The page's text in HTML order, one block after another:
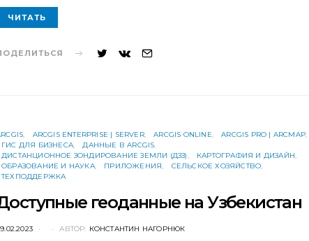
ЧИТАТЬ
ARCGIS ENTERPRISE | SERVER ARCGIS ONLINE
ARCGIS PRO | ARCMAP
ГИС ДЛЯ БИЗНЕСА
ДАННЫЕ В ARCGIS
ДИСТАНЦИОННОЕ ЗОНДИРОВАНИЕ ЗЕМЛИ (ДЗЗ)
КАРТОГРАФИЯ И ДИЗАЙН
ОБРАЗОВАНИЕ И НАУКА
ПРИЛОЖЕНИЯ
СЕЛЬСКОЕ ХОЗЯЙСТВО
ТЕХПОДДЕРЖКА
геоданные на Узбекистан
АВТОР: КОНСТАНТИН НАГОРНЮК